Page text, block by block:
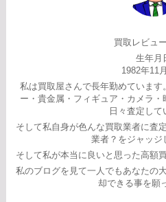
買取レビュ
生年月
1982年11
私は買取屋さんで長年勤めています
ー・貴金属・フィギュア・カメラ
日々査定して
そして私自身が色んな買取業者に査
業者？をジャッジ
そして私が本当に良いと思った高額
私のブログを見て一人でもあなたの
却できる事を願